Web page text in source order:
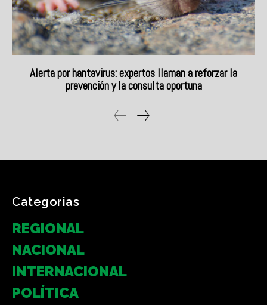
Categorias
REGIONAL
NACIONAL
INTERNACIONAL
POLÍTICA